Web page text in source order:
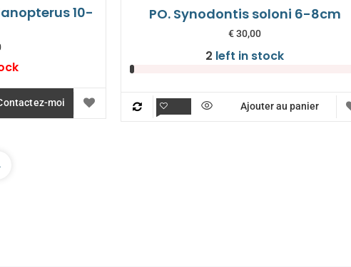
10-
moi
PO. Synodontis soloni 6-8cm
€30,00
2 left in stock
Ajouter au panier